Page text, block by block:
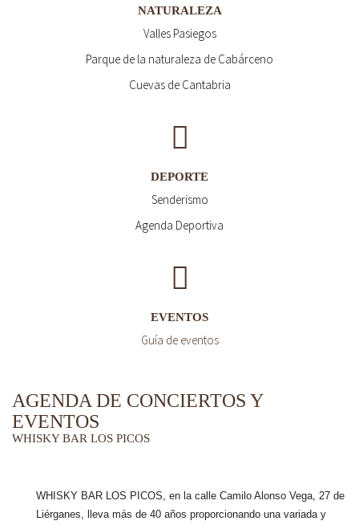
NATURALEZA
Valles Pasiegos
Parque de la naturaleza de Cabárceno
Cuevas de Cantabria
DEPORTE
Senderismo
Agenda Deportiva
EVENTOS
Guía de eventos
AGENDA DE CONCIERTOS Y
EVENTOS
WHISKY BAR LOS PICOS
WHISKY BAR LOS PICOS, en la calle Camilo Alonso Vega, 27 de
Liérganes, lleva más de 40 años proporcionando una variada y